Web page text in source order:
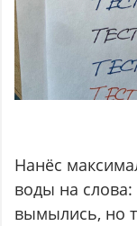
Нанёс
воды на
вымылись, но